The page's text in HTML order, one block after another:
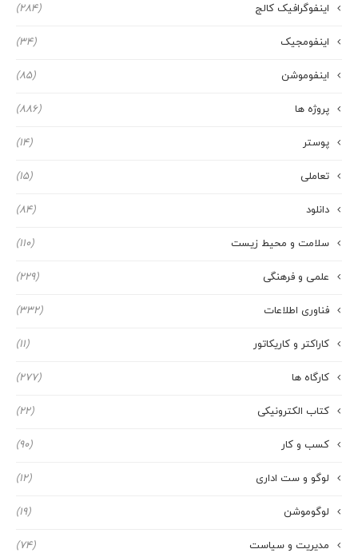
اینفوگرافیک کالج (284)
اینفومجیک (34)
اینفوموشن (85)
پروژه ها (886)
پوستر (14)
تعاملی (15)
دانلود (84)
سلامت و محیط زیست (110)
علمی و فرهنگی (229)
فناوری اطلاعات (332)
کاراکتر و کاریکاتور (11)
کارگاه ها (277)
کتاب الکترونیکی (22)
کسب و کار (90)
لوگو و ست اداری (12)
لوگوموشن (19)
مدیریت و سیاست (74)